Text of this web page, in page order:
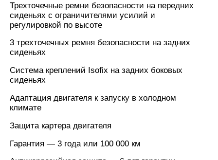
Трехточечные ремни безопасности на передних
сиденьях с ограничителями усилий и
регулировкой по высоте
3 трехточечных ремня безопасности на задних
сиденьях
Cистема креплений Isofix на задних боковых
сиденьях
Адаптация двигателя к запуску в холодном
климате
Защита картера двигателя
Гарантия — 3 года или 100 000 км